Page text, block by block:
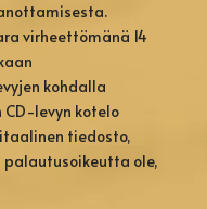
virheettömänä 14
kohdalla
levyn kotelo
tiedosto,
ole,